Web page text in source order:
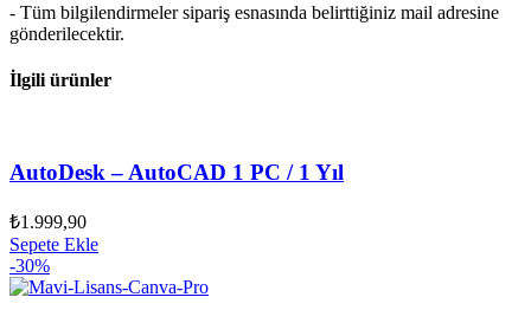
- Tüm bilgilendirmeler sipariş esnasında belirttiğiniz mail adresine
gönderilecektir.
İlgili ürünler
AutoDesk – AutoCAD 1 PC / 1 Yıl
₺1.999,90
Sepete Ekle
-30%